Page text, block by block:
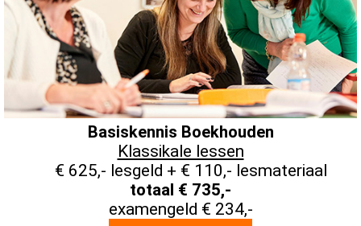
Basiskennis Boekhouden
Klassikale lessen
€ 625,- lesgeld + € 110,- lesmateriaal
totaal € 735,-
examengeld € 234,-